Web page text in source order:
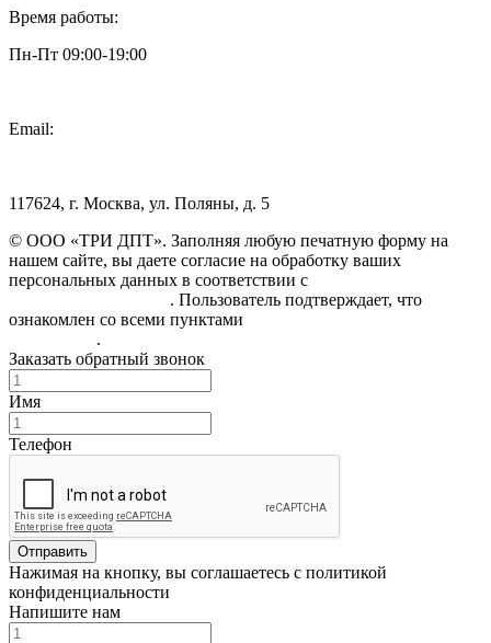
Время работы:
Пн-Пт 09:00-19:00
Email:
117624, г. Москва, ул. Поляны, д. 5
© ООО «ТРИ ДПТ». Заполняя любую печатную форму на
нашем сайте, вы даете согласие на обработку ваших
персональных данных в соответствии с
. Пользователь подтверждает, что
ознакомлен со всеми пунктами
.
Заказать обратный звонок
Имя
Телефон
Отправить
Нажимая на кнопку, вы соглашаетесь с политикой
конфиденциальности
Напишите нам